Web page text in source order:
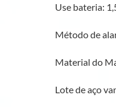
Use bateria:
Método de
Material do
Lote de aço